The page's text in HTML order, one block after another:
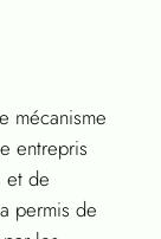
mécanisme
entrepris
et de
permis de